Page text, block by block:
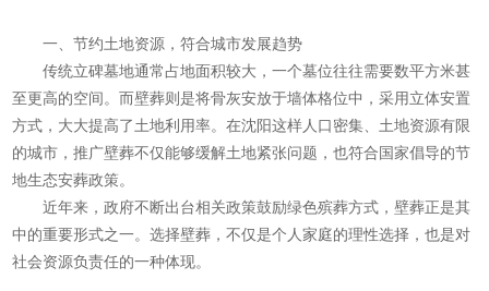
一、节约土地资源，符合城市发展趋势
传统立碑墓地通常占地面积较大，一个墓位往往需要数平方米甚
至更高的空间。而壁葬则是将骨灰安放于墙体格位中，采用立体安置
方式，大大提高了土地利用率。在沈阳这样人口密集、土地资源有限
的城市，推广壁葬不仅能够缓解土地紧张问题，也符合国家倡导的节
地生态安葬政策。
近年来，政府不断出台相关政策鼓励绿色殡葬方式，壁葬正是其
中的重要形式之一。选择壁葬，不仅是个人家庭的理性选择，也是对
社会资源负责任的一种体现。